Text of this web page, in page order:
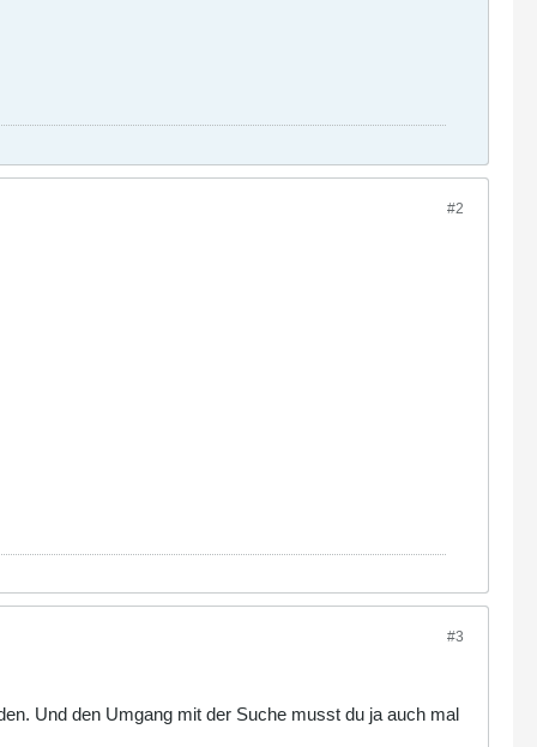
#2
#3
Und den Umgang mit der Suche musst du ja auch mal